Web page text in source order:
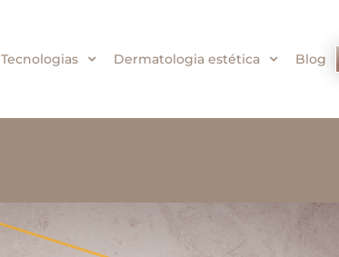
Tecnologias Dermatologia estética Blog